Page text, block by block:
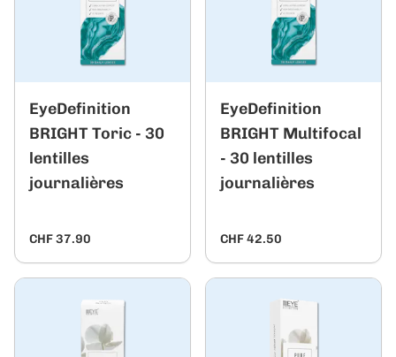
EyeDefinition
BRIGHT Toric - 30
lentilles
journalières
CHF 37.90
EyeDefinition
BRIGHT Multifocal
- 30 lentilles
journalières
CHF 42.50